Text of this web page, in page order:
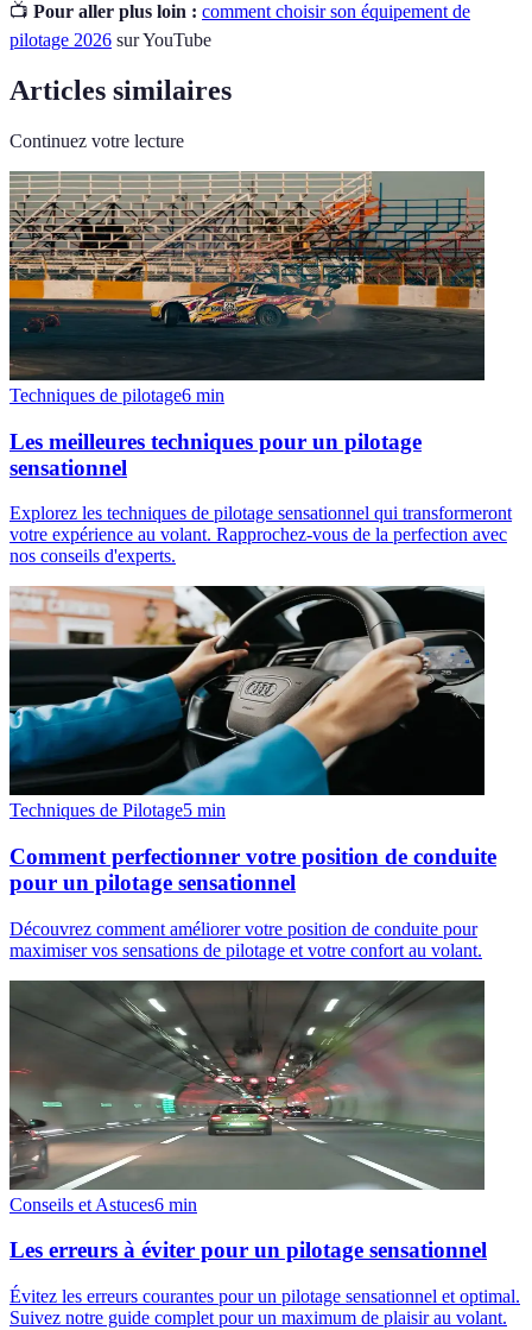
📺 Pour aller plus loin : comment choisir son équipement de
pilotage 2026 sur YouTube
Articles similaires
Continuez votre lecture
Techniques de pilotage6 min
Les meilleures techniques pour un pilotage
sensationnel
Explorez les techniques de pilotage sensationnel qui transformeront
votre expérience au volant. Rapprochez-vous de la perfection avec
nos conseils d'experts.
Techniques de Pilotage5 min
Comment perfectionner votre position de conduite
pour un pilotage sensationnel
Découvrez comment améliorer votre position de conduite pour
maximiser vos sensations de pilotage et votre confort au volant.
Conseils et Astuces6 min
Les erreurs à éviter pour un pilotage sensationnel
Évitez les erreurs courantes pour un pilotage sensationnel et optimal.
Suivez notre guide complet pour un maximum de plaisir au volant.